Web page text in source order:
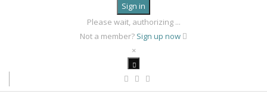
Sign in
Please wait, authorizing ...
Not a member? Sign up now
×